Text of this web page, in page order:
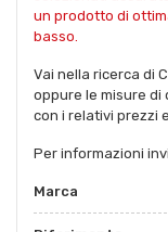
un prodotto di
basso.
Vai nella ricerca di
oppure le misure
con i relativi prezzi
Per informazioni
Marca